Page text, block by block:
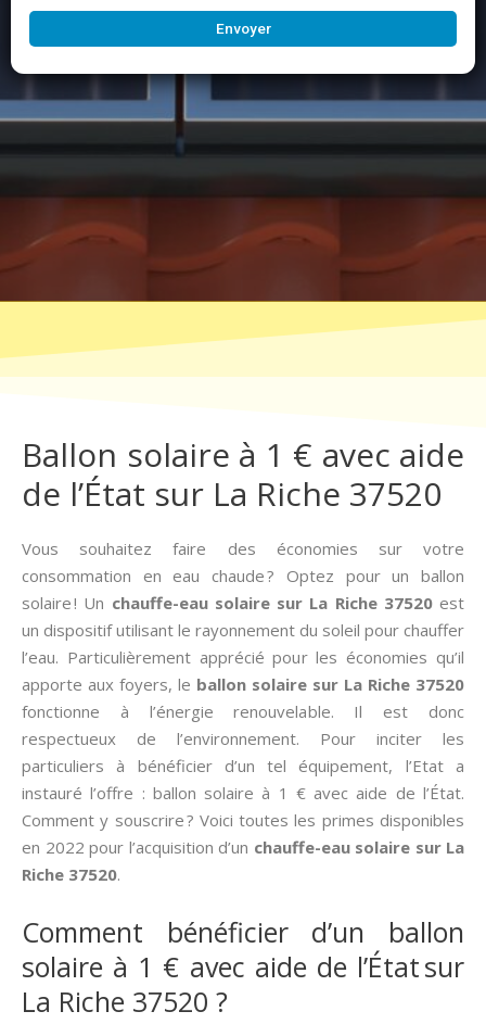
Envoyer
Ballon solaire à 1 € avec aide
de l’État sur La Riche 37520
Vous souhaitez faire des économies sur votre
consommation en eau chaude ? Optez pour un ballon
solaire ! Un chauffe-eau solaire sur La Riche 37520est
un dispositif utilisant le rayonnement du soleil pour chauffer
l’eau. Particulièrement apprécié pour les économies qu’il
apporte aux foyers, le ballon solaire sur La Riche 37520
fonctionne à l’énergie renouvelable. Il est donc
respectueux de l’environnement. Pour inciter les
particuliers à bénéficier d’un tel équipement, l’Etat a
instauré l’offre : ballon solaire à 1 € avec aide de l’État.
Comment y souscrire ? Voici toutes les primes disponibles
en 2022 pour l’acquisition d’un chauffe-eau solaire sur La
Riche 37520.
Comment bénéficier d’un ballon
solaire à 1 € avec aide de l’État sur
La Riche 37520 ?